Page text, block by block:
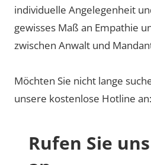
individuelle Angelegenheit
gewisses Maß an Empathie
zwischen Anwalt und
Möchten Sie nicht lange
unsere kostenlose Hotline an:
Rufen Sie